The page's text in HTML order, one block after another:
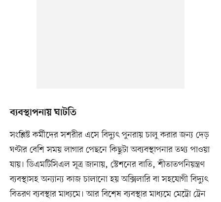
ব্যবস্থাপনায় ঘাটতি
সংশ্লিষ্ট কর্মীদের সশরীর এসে বিদ্যুৎ পুনরায় চালু করার জন্য দেড়
ঘণ্টার বেশি সময় লাগার পেছনে কিছুটা অব্যবস্থাপনার তথ্য পাওয়া
যায়। ডিএমটিসিএল সূত্র জানায়, স্টেশনের বাতি, শীতাতপনিয়ন্ত্রণ
ব্যবস্থাসহ অন্যান্য কাজ চালানো হয় অক্সিলারি বা সহযোগী বিদ্যুৎ
বিতরণ ব্যবস্থার মাধ্যমে। আর বিশেষ ব্যবস্থার মাধ্যমে মেট্রো ট্রেন